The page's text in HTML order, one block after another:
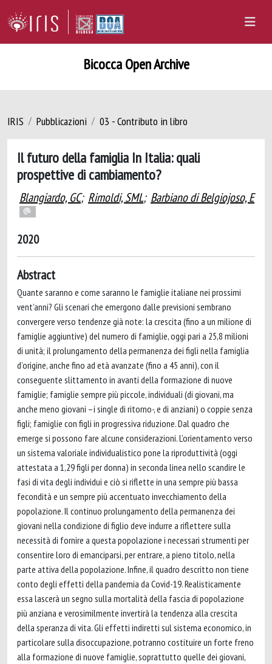
Bicocca Open Archive
IRIS Pubblicazioni 03 - Contributo in libro
Il futuro della famiglia In Italia: quali
prospettive di cambiamento?
Blangiardo, GC; Rimoldi, SML; Barbiano di Belgiojoso, E
2020
Abstract
Quante saranno e come saranno le famiglie italiane nei prossimi
vent’anni? Gli scenari che emergono dalle previsioni sembrano
convergere verso tendenze già note: la crescita (fino a un milione di
famiglie aggiuntive) del numero di famiglie, oggi pari a 25,8 milioni
di unità; il prolungamento della permanenza dei figli nella famiglia
d’origine, anche fino ad età avanzate (fino a 45 anni), con il
conseguente slittamento in avanti della formazione di nuove
famiglie; famiglie sempre più piccole, individuali (di giovani, ma
anche meno giovani –i single di ritorno-, e di anziani) o coppie senza
figli; famiglie con figli in progressiva riduzione. Dal quadro che
emerge si possono fare alcune considerazioni. L’orientamento verso
un sistema valoriale individualistico pone la riproduttività (oggi
attestata a 1,29 figli per donna) in seconda linea nello scandire le
fasi di vita degli individui e ciò si riflette in una sempre più bassa
fecondità e un sempre più accentuato invecchiamento della
popolazione. Il continuo prolungamento della permanenza dei
giovani nella condizione di figlio deve indurre a riflettere sulla
necessità di fornire a questa popolazione i necessari strumenti per
consentire loro di emanciparsi, per entrare, a pieno titolo, nella
parte attiva della popolazione. Infine, il quadro descritto non tiene
conto degli effetti della pandemia da Covid-19. Realisticamente
essa lascerà un segno sulla mortalità della fascia di popolazione
più anziana e verosimilmente invertirà la tendenza alla crescita
della speranza di vita. Gli effetti indiretti sul sistema economico, in
particolare sulla disoccupazione, potranno costituire un forte freno
alla formazione di nuove famiglie, soprattutto quelle dei giovani,